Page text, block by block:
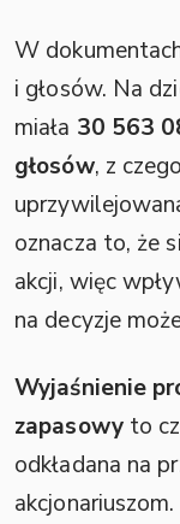
W
i głosów. Na
miała 30 563
głosów, z
oznacza to, że
akcji, więc
na decyzje
Wyjaśnienie
zapasowyto
odkładana na
akcjonariuszom.